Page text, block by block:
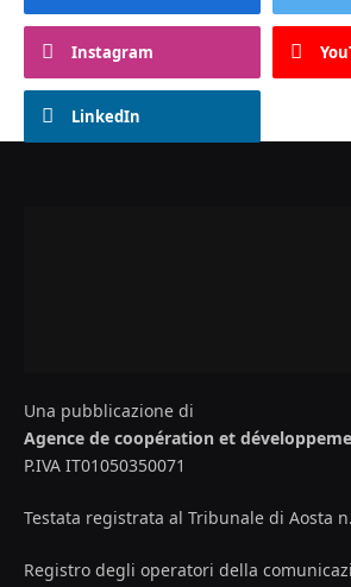
Instagram
LinkedIn
Una pubblicazione di
Agence de coopération et
P.IVA IT01050350071
Testata registrata al Tribunale di Aosta
Registro degli operatori della